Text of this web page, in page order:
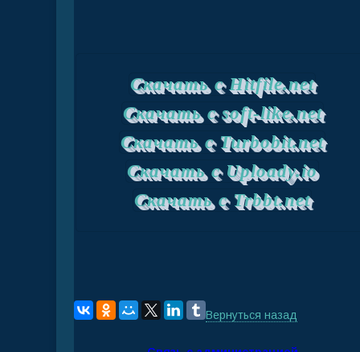
Скачать с Hitfile.net
Скачать с soft-like.net
Скачать с Turbobit.net
Скачать с Uploady.io
Скачать с Trbbt.net
Вернуться назад